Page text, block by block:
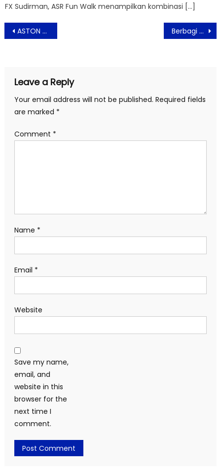
FX Sudirman, ASR Fun Walk menampilkan kombinasi […]
Post
navigation
ASTON Kartika Grogol Hotel Bersama Kul-Ind Gelar Festival dan Bazaar UMKM Berbagi Ta’jil dan Kebahagiaan di Keajaiban Ramadan Aviary Bintaro
Leave a Reply
Your email address will not be published. Required fields
are marked *
Comment *
Name *
Email *
Website
Save my name,
email, and
website in this
browser for the
next time I
comment.